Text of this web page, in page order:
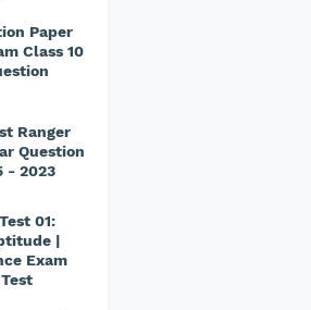
Paper
Class 10
Ranger
Question
- 2023
01:
|
Exam